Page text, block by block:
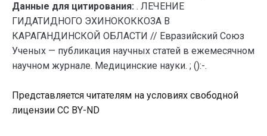
Данные для цитирования: . ЛЕЧЕНИЕ
ГИДАТИДНОГО ЭХИНОКОККОЗА В
КАРАГАНДИНСКОЙ ОБЛАСТИ // Евразийский Союз
Ученых — публикация научных статей в ежемесячном
научном журнале. Медицинские науки. ; ():-.
Представляется читателям на условиях свободной
лицензии CC BY-ND